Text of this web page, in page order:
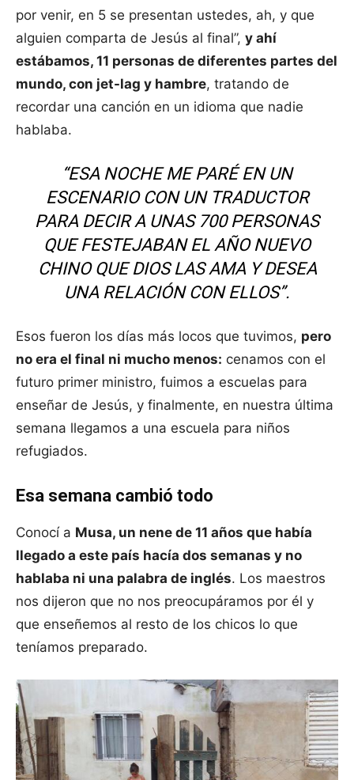
por venir, en 5 se presentan ustedes, ah, y que
alguien comparta de Jesús al final”, y ahí
estábamos, 11 personas de diferentes partes del
mundo, con jet-lag y hambre, tratando de
recordar una canción en un idioma que nadie
hablaba.
“ESA NOCHE ME PARÉ EN UN
ESCENARIO CON UN TRADUCTOR
PARA DECIR A UNAS 700 PERSONAS
QUE FESTEJABAN EL AÑO NUEVO
CHINO QUE DIOS LAS AMA Y DESEA
UNA RELACIÓN CON ELLOS”.
Esos fueron los días más locos que tuvimos, pero
no era el final ni mucho menos: cenamos con el
futuro primer ministro, fuimos a escuelas para
enseñar de Jesús, y finalmente, en nuestra última
semana llegamos a una escuela para niños
refugiados.
Esa semana cambió todo
Conocí a Musa, un nene de 11 años que había
llegado a este país hacía dos semanas y no
hablaba ni una palabra de inglés. Los maestros
nos dijeron que no nos preocupáramos por él y
que enseñemos al resto de los chicos lo que
teníamos preparado.